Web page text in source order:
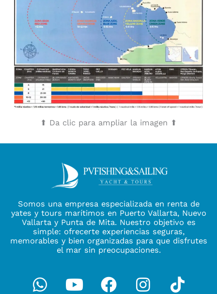
⬆ Da clic para ampliar la imagen ⬆
Somos una empresa especializada en renta de
yates y tours marítimos en Puerto Vallarta, Nuevo
Vallarta y Punta de Mita. Nuestro objetivo es
simple: ofrecerte experiencias seguras,
memorables y bien organizadas para que disfrutes
el mar sin preocupaciones.
Whatsapp
YoutubeFacebook